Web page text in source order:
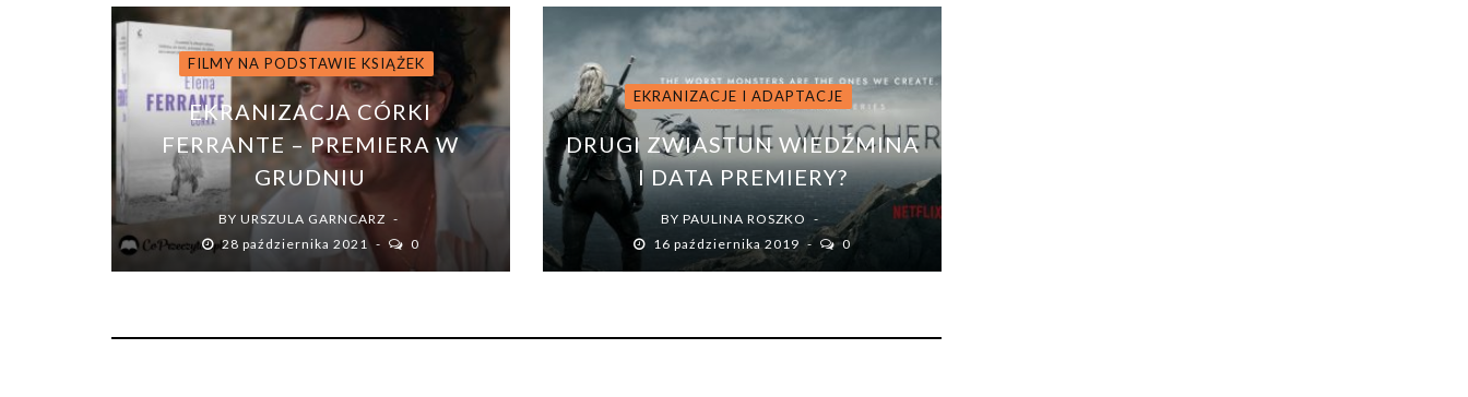
FILMY NA PODSTAWIE KSIĄŻEK
EKRANIZACJA CÓRKI
FERRANTE – PREMIERA W
GRUDNIU
BY URSZULA GARNCARZ
28 października 2021
0
EKRANIZACJE I ADAPTACJE
DRUGI ZWIASTUN WIEDŹMINA
I DATA PREMIERY?
BYPAULINA ROSZKO
16 października 2019
0